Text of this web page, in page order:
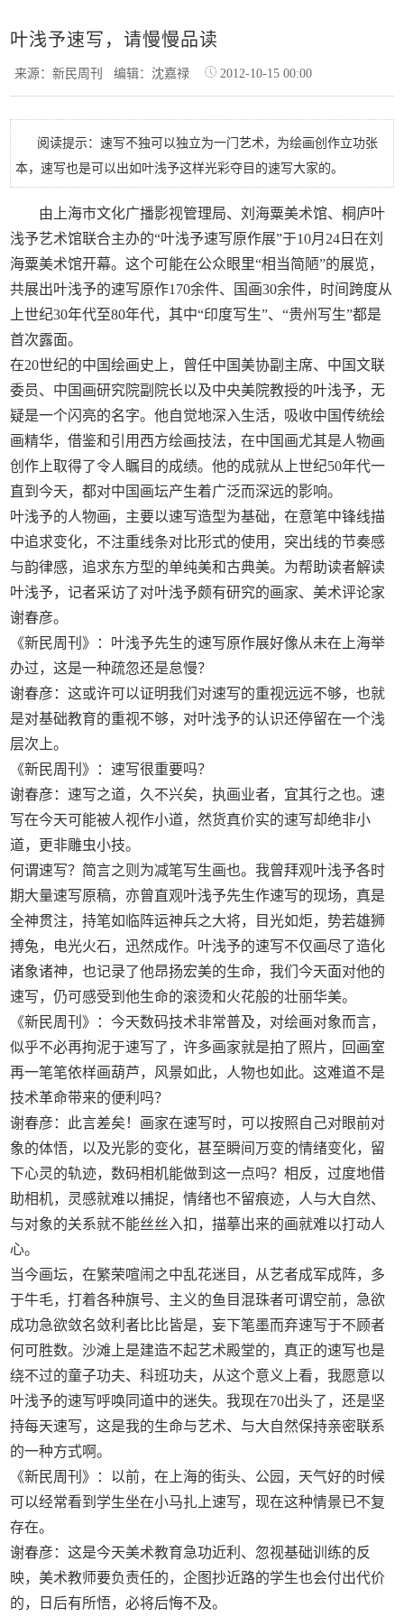
叶浅予速写，请慢慢品读
来源：新民周刊编辑：沈嘉禄 2012-10-15 00:00
阅读提示：速写不独可以独立为一门艺术，为绘画创作立功张
本，速写也是可以出如叶浅予这样光彩夺目的速写大家的。
由上海市文化广播影视管理局、刘海粟美术馆、桐庐叶
浅予艺术馆联合主办的“叶浅予速写原作展”于10月24日在刘
海粟美术馆开幕。这个可能在公众眼里“相当简陋”的展览，
共展出叶浅予的速写原作170余件、国画30余件，时间跨度从
上世纪30年代至80年代，其中“印度写生”、“贵州写生”都是
首次露面。
在20世纪的中国绘画史上，曾任中国美协副主席、中国文联
委员、中国画研究院副院长以及中央美院教授的叶浅予，无
疑是一个闪亮的名字。他自觉地深入生活，吸收中国传统绘
画精华，借鉴和引用西方绘画技法，在中国画尤其是人物画
创作上取得了令人瞩目的成绩。他的成就从上世纪50年代一
直到今天，都对中国画坛产生着广泛而深远的影响。
叶浅予的人物画，主要以速写造型为基础，在意笔中锋线描
中追求变化，不注重线条对比形式的使用，突出线的节奏感
与韵律感，追求东方型的单纯美和古典美。为帮助读者解读
叶浅予，记者采访了对叶浅予颇有研究的画家、美术评论家
谢春彦。
《新民周刊》：叶浅予先生的速写原作展好像从未在上海举
办过，这是一种疏忽还是怠慢？
谢春彦：这或许可以证明我们对速写的重视远远不够，也就
是对基础教育的重视不够，对叶浅予的认识还停留在一个浅
层次上。
《新民周刊》：速写很重要吗？
谢春彦：速写之道，久不兴矣，执画业者，宜其行之也。速
写在今天可能被人视作小道，然货真价实的速写却绝非小
道，更非雕虫小技。
何谓速写？简言之则为减笔写生画也。我曾拜观叶浅予各时
期大量速写原稿，亦曾直观叶浅予先生作速写的现场，真是
全神贯注，持笔如临阵运神兵之大将，目光如炬，势若雄狮
搏兔，电光火石，迅然成作。叶浅予的速写不仅画尽了造化
诸象诸神，也记录了他昂扬宏美的生命，我们今天面对他的
速写，仍可感受到他生命的滚烫和火花般的壮丽华美。
《新民周刊》：今天数码技术非常普及，对绘画对象而言，
似乎不必再拘泥于速写了，许多画家就是拍了照片，回画室
再一笔笔依样画葫芦，风景如此，人物也如此。这难道不是
技术革命带来的便利吗？
谢春彦：此言差矣！画家在速写时，可以按照自己对眼前对
象的体悟，以及光影的变化，甚至瞬间万变的情绪变化，留
下心灵的轨迹，数码相机能做到这一点吗？相反，过度地借
助相机，灵感就难以捕捉，情绪也不留痕迹，人与大自然、
与对象的关系就不能丝丝入扣，描摹出来的画就难以打动人
心。
当今画坛，在繁荣喧闹之中乱花迷目，从艺者成军成阵，多
于牛毛，打着各种旗号、主义的鱼目混珠者可谓空前，急欲
成功急欲敛名敛利者比比皆是，妄下笔墨而弃速写于不顾者
何可胜数。沙滩上是建造不起艺术殿堂的，真正的速写也是
绕不过的童子功夫、科班功夫，从这个意义上看，我愿意以
叶浅予的速写呼唤同道中的迷失。我现在70出头了，还是坚
持每天速写，这是我的生命与艺术、与大自然保持亲密联系
的一种方式啊。
《新民周刊》：以前，在上海的街头、公园，天气好的时候
可以经常看到学生坐在小马扎上速写，现在这种情景已不复
存在。
谢春彦：这是今天美术教育急功近利、忽视基础训练的反
映，美术教师要负责任的，企图抄近路的学生也会付出代价
的，日后有所悟，必将后悔不及。